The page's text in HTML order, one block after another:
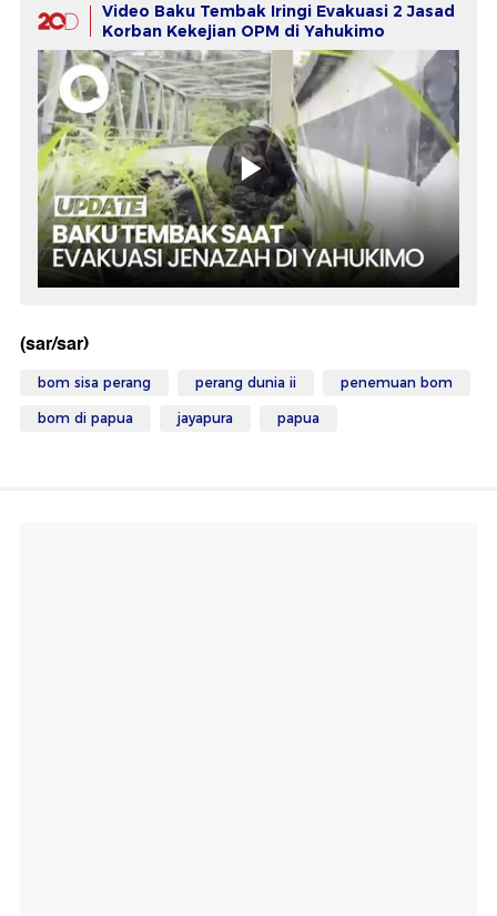
Video Baku Tembak Iringi Evakuasi 2 Jasad
Korban Kekejian OPM di Yahukimo
(sar/sar)
bom sisa perang perang dunia ii penemuan bom
bom di papua jayapura papua